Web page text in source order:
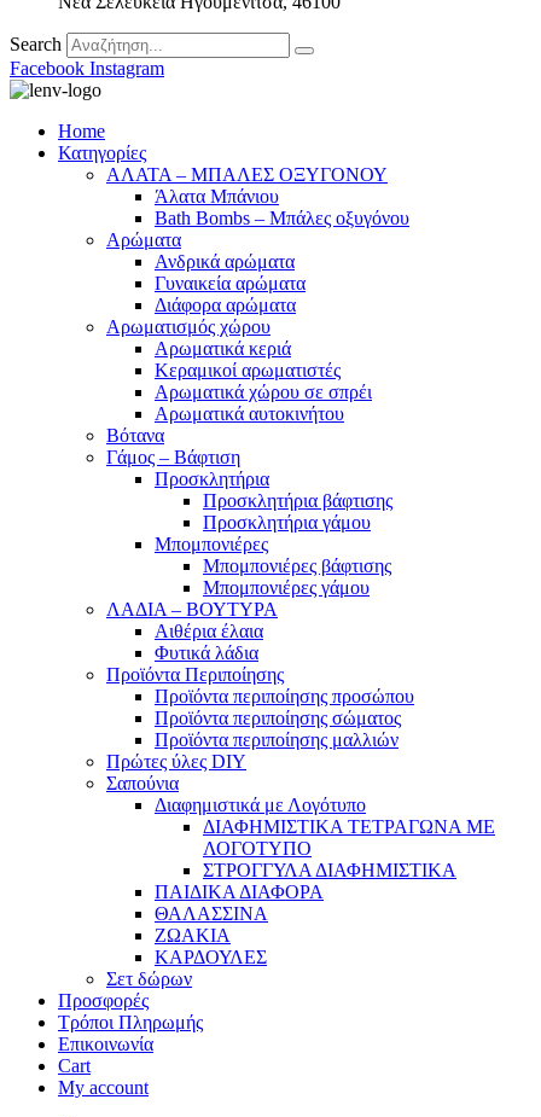
Search
Facebook Instagram
Home
Κατηγορίες
ΑΛΑΤΑ – ΜΠΑΛΕΣ ΟΞΥΓΟΝΟΥ
Άλατα Μπάνιου
Bath Bombs – Μπάλες οξυγόνου
Αρώματα
Ανδρικά αρώματα
Γυναικεία αρώματα
Διάφορα αρώματα
Αρωματισμός χώρου
Αρωματικά κεριά
Kεραμικοί αρωματιστές
Αρωματικά χώρου σε σπρέι
Aρωματικά αυτοκινήτου
Βότανα
Γάμος – Βάφτιση
Προσκλητήρια
Προσκλητήρια βάφτισης
Προσκλητήρια γάμου
Μπομπονιέρες
Μπομπονιέρες βάφτισης
Μπομπονιέρες γάμου
ΛΑΔΙΑ – ΒΟΥΤΥΡΑ
Αιθέρια έλαια
Φυτικά λάδια
Προϊόντα Περιποίησης
Προϊόντα περιποίησης προσώπου
Προϊόντα περιποίησης σώματος
Προϊόντα περιποίησης μαλλιών
Πρώτες ύλες DIY
Σαπούνια
Διαφημιστικά με Λογότυπο
ΔΙΑΦΗΜΙΣΤΙΚΑ ΤΕΤΡΑΓΩΝΑ ΜΕ
ΛΟΓΟΤΥΠΟ
ΣΤΡΟΓΓΥΛΑ ΔΙΑΦΗΜΙΣΤΙΚΑ
ΠΑΙΔΙΚΑ ΔΙΑΦΟΡΑ
ΘΑΛΑΣΣΙΝΑ
ΖΩΑΚΙΑ
ΚΑΡΔΟΥΛΕΣ
Σετ δώρων
Προσφορές
Τρόποι Πληρωμής
Επικοινωνία
Cart
My account